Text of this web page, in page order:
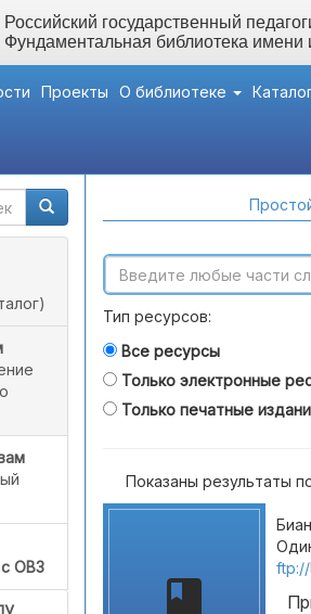
Российский государственный
Фундаментальная библиотека
Проекты О библиотеке
ОВЗ
Тип ресурсов:
Все ресурсы
Только электронные
Только печатные
Показаны результаты